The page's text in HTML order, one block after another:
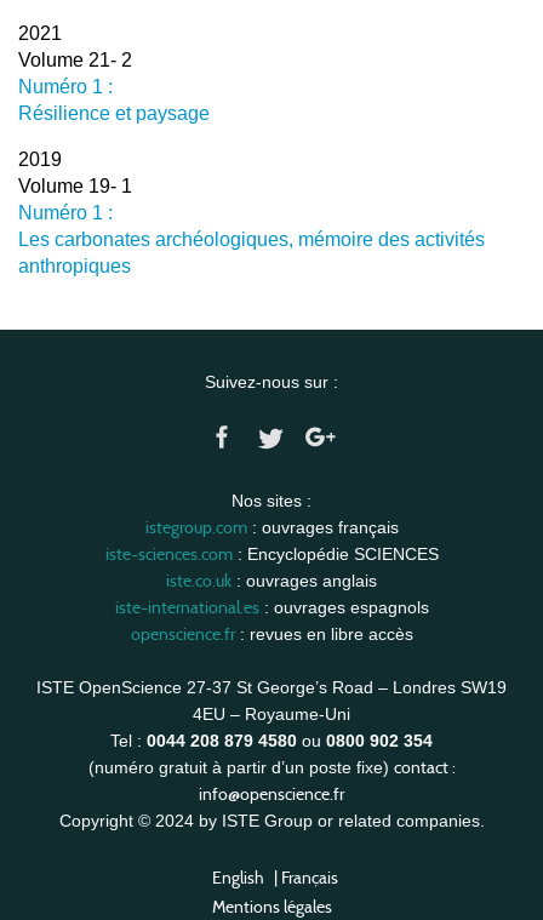
2021
Volume 21- 2
Numéro 1 :
Résilience et paysage
2019
Volume 19- 1
Numéro 1 :
Les carbonates archéologiques, mémoire des activités
anthropiques
Suivez-nous sur :
Nos sites :
istegroup.com: ouvrages français
iste-sciences.com: Encyclopédie SCIENCES
iste.co.uk : ouvrages anglais
iste-international.es: ouvrages espagnols
openscience.fr: revues en libre accès
ISTE OpenScience 27-37 St George’s Road – Londres SW19
4EU – Royaume-Uni
Tel : 0044 208 879 4580 ou 0800 902 354
(numéro gratuit à partir d’un poste fixe) contact :
info@openscience.fr
Copyright © 2024 by ISTE Group or related companies.
English | Français
Mentions légales